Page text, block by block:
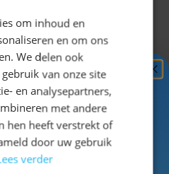
is de broek prettig
festivals, carnaval en
is onderhoudsvriendelijk
een praktische keuze
voor elk
om inhoud en
en om ons
We delen ook
van onze site
en analysepartners,
met andere
hen heeft verstrekt of
door uw gebruik
verder
5%
en ontvang toegang
kortingen!